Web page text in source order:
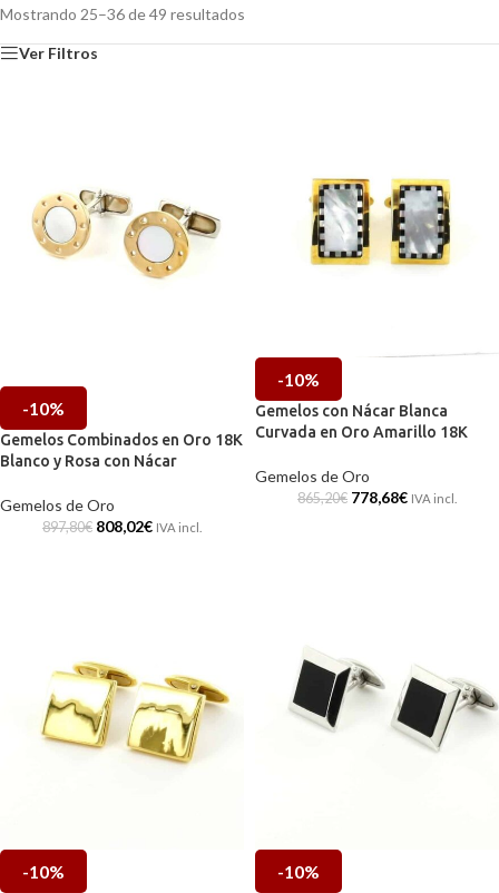
Mostrando 25–36 de 49 resultados
Ver Filtros
-10%
Gemelos Combinados en Oro 18K
Blanco y Rosa con Nácar
Gemelos de Oro
897,80€ 808,02€ IVA incl.
-10%
Gemelos con Nácar Blanca
Curvada en Oro Amarillo 18K
Gemelos de Oro
865,20€ 778,68€ IVA incl.
-10% -10%